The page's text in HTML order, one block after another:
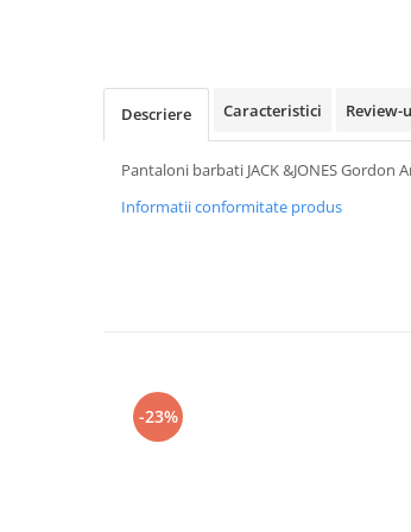
Descriere Caracteristici Review-
Pantaloni barbati JACK &JONES Gordon
Informatii conformitate produs
-23%